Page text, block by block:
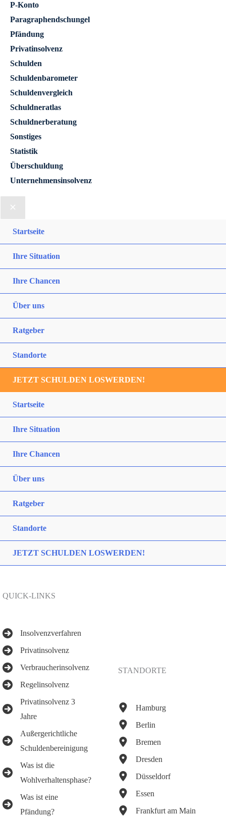
P-Konto
Paragraphendschungel
Pfändung
Privatinsolvenz
Schulden
Schuldenbarometer
Schuldenvergleich
Schuldneratlas
Schuldnerberatung
Sonstiges
Statistik
Überschuldung
Unternehmensinsolvenz
Startseite
Ihre Situation
Ihre Chancen
Über uns
Ratgeber
Standorte
JETZT SCHULDEN LOSWERDEN!
Startseite
Ihre Situation
Ihre Chancen
Über uns
Ratgeber
Standorte
JETZT SCHULDEN LOSWERDEN!
QUICK-LINKS
Insolvenzverfahren
Privatinsolvenz
Verbraucherinsolvenz
Regelinsolvenz
Privatinsolvenz 3
Jahre
Außergerichtliche
Schuldenbereinigung
Was ist die
Wohlverhaltensphase?
Was ist eine
Pfändung?
STANDORTE
Hamburg
Berlin
Bremen
Dresden
Düsseldorf
Essen
Frankfurt am Main